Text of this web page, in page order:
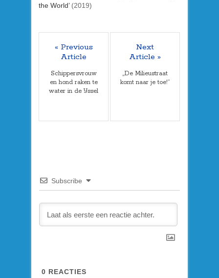
the World’(2019)
« Previous
Article
Schippersvrouw
en hond raken te
water in de IJssel
Next
Article »
„De Milieustraat
komt naar je toe!”
Subscribe
0 REACTIES